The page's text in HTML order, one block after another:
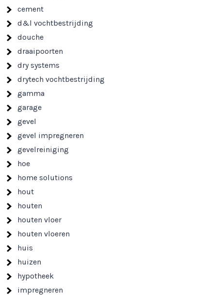
cement
d&l vochtbestrijding
douche
draaipoorten
dry systems
drytech vochtbestrijding
gamma
garage
gevel
gevel impregneren
gevelreiniging
hoe
home solutions
hout
houten
houten vloer
houten vloeren
huis
huizen
hypotheek
impregneren